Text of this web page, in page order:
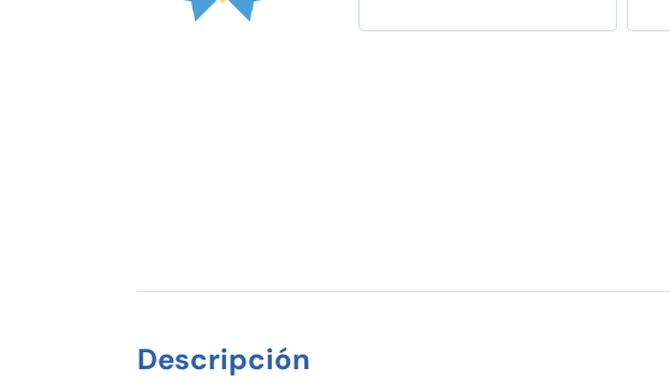
Descripción